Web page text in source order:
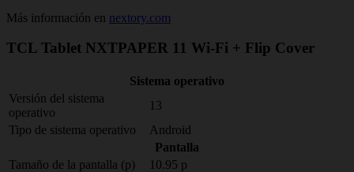
Más información en nextory.com
TCL Tablet NXTPAPER 11 Wi-Fi + Flip Cover
Sistema operativo
Versión del sistema
operativo
13
Tipo de sistema operativo
Android
Pantalla
Tamaño de la pantalla (p)
10.95 p